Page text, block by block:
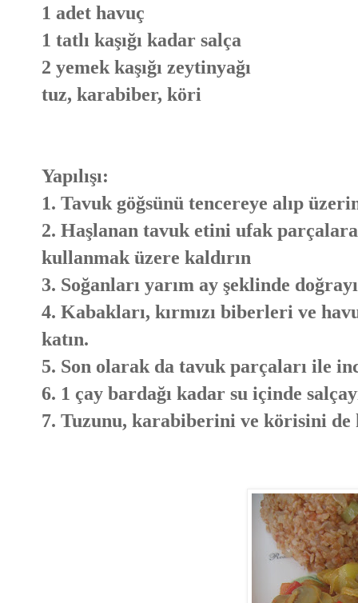
1 adet havuç
1 tatlı kaşığı kadar salça
2 yemek kaşığı zeytinyağı
tuz, karabiber, köri
Yapılışı:
1. Tavuk göğsünü tencereye alıp
2. Haşlanan tavuk etini ufak
kullanmak üzere kaldırın
3. Soğanları yarım ay şeklinde
4. Kabakları, kırmızı biberleri ve
katın.
5. Son olarak da tavuk parçaları ile
6. 1 çay bardağı kadar su içinde
7. Tuzunu, karabiberini ve körisini